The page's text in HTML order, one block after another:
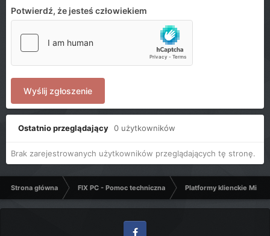
Potwierdź, że jesteś człowiekiem
Wyślij zgłoszenie
Ostatnio przeglądający 0 użytkowników
Brak zarejestrowanych użytkowników przeglądających tę stronę.
Strona główna FIX PC - Pomoc techniczna Platformy klienckie